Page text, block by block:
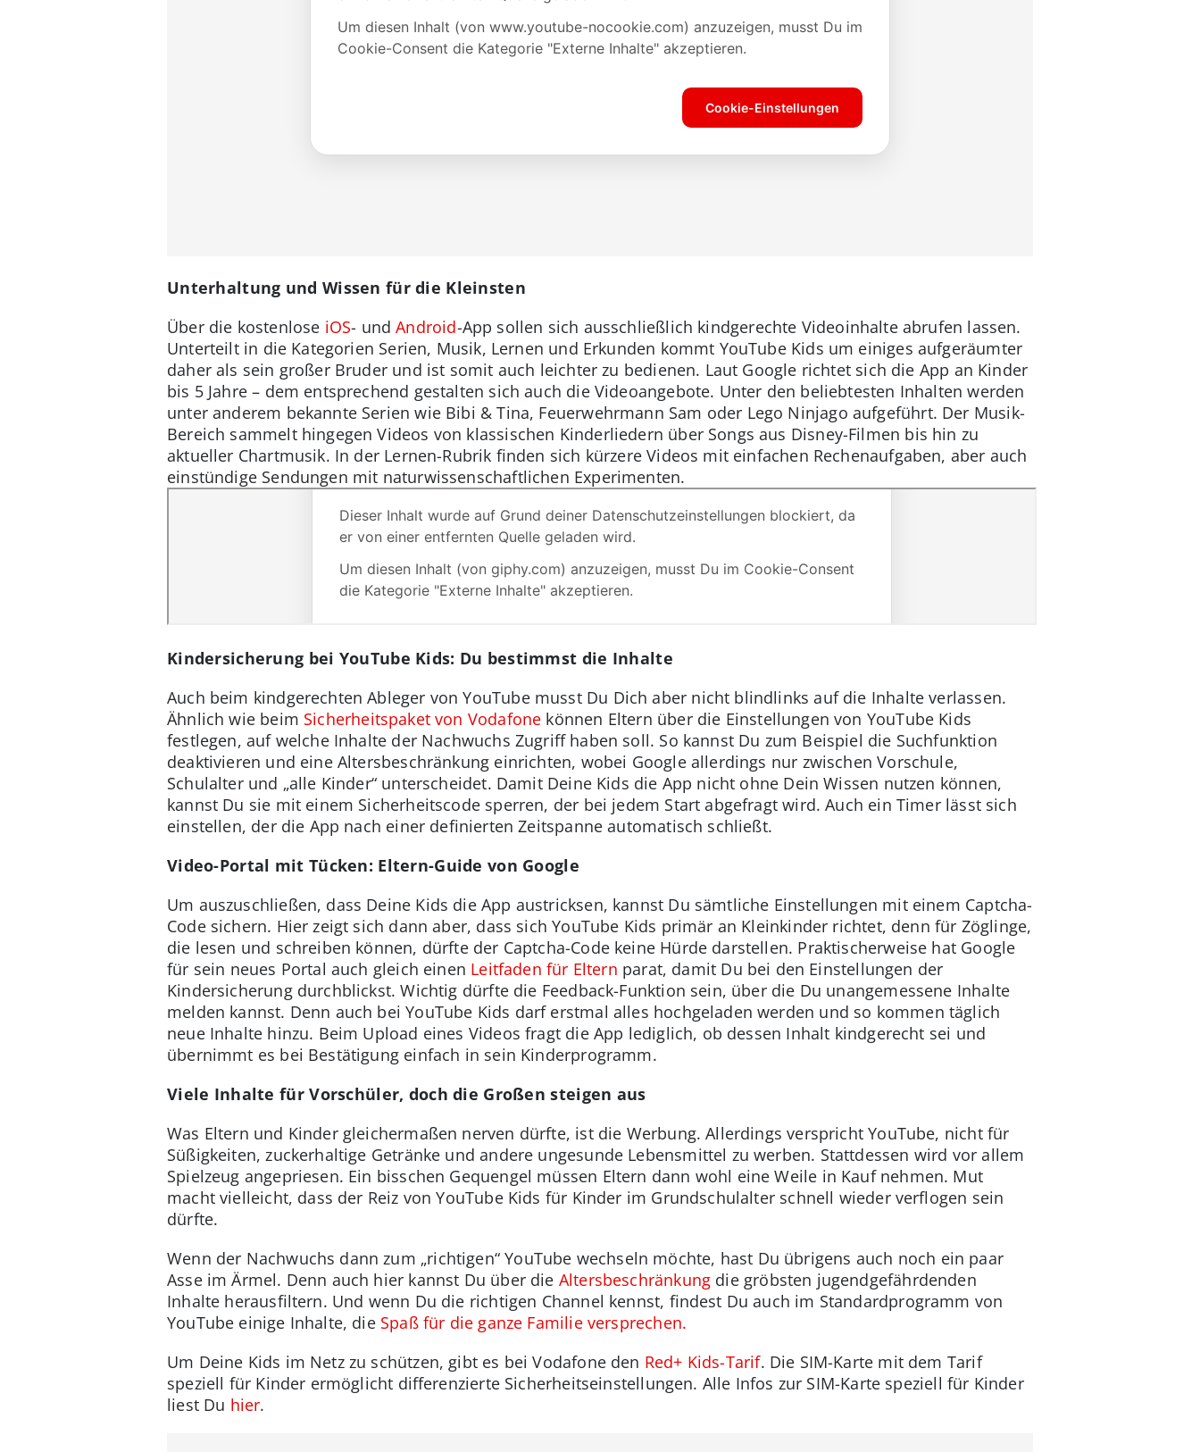
Unterhaltung und Wissen für die Kleinsten
Über die kostenlose iOS- undAndroid-App sollen sich ausschließlich kindgerechte Videoinhalte abrufen lassen.
Unterteilt in die Kategorien Serien, Musik, Lernen und Erkunden kommt YouTube Kids um einiges aufgeräumter
daher als sein großer Bruder und ist somit auch leichter zu bedienen. Laut Google richtet sich die App an Kinder
bis 5 Jahre – dem entsprechend gestalten sich auch die Videoangebote. Unter den beliebtesten Inhalten werden
unter anderem bekannte Serien wie Bibi & Tina, Feuerwehrmann Sam oder Lego Ninjago aufgeführt. Der Musik-
Bereich sammelt hingegen Videos von klassischen Kinderliedern über Songs aus Disney-Filmen bis hin zu
aktueller Chartmusik. In der Lernen-Rubrik finden sich kürzere Videos mit einfachen Rechenaufgaben, aber auch
einstündige Sendungen mit naturwissenschaftlichen Experimenten.
Kindersicherung bei YouTube Kids: Du bestimmst die Inhalte
Auch beim kindgerechten Ableger von YouTube musst Du Dich aber nicht blindlinks auf die Inhalte verlassen.
Ähnlich wie beim Sicherheitspaket von Vodafone können Eltern über die Einstellungen von YouTube Kids
festlegen, auf welche Inhalte der Nachwuchs Zugriff haben soll. So kannst Du zum Beispiel die Suchfunktion
deaktivieren und eine Altersbeschränkung einrichten, wobei Google allerdings nur zwischen Vorschule,
Schulalter und „alle Kinder“ unterscheidet. Damit Deine Kids die App nicht ohne Dein Wissen nutzen können,
kannst Du sie mit einem Sicherheitscode sperren, der bei jedem Start abgefragt wird. Auch ein Timer lässt sich
einstellen, der die App nach einer definierten Zeitspanne automatisch schließt.
Video-Portal mit Tücken: Eltern-Guide von Google
Um auszuschließen, dass Deine Kids die App austricksen, kannst Du sämtliche Einstellungen mit einem Captcha-
Code sichern. Hier zeigt sich dann aber, dass sich YouTube Kids primär an Kleinkinder richtet, denn für Zöglinge,
die lesen und schreiben können, dürfte der Captcha-Code keine Hürde darstellen. Praktischerweise hat Google
für sein neues Portal auch gleich einen Leitfaden für Eltern parat, damit Du bei den Einstellungen der
Kindersicherung durchblickst. Wichtig dürfte die Feedback-Funktion sein, über die Du unangemessene Inhalte
melden kannst. Denn auch bei YouTube Kids darf erstmal alles hochgeladen werden und so kommen täglich
neue Inhalte hinzu. Beim Upload eines Videos fragt die App lediglich, ob dessen Inhalt kindgerecht sei und
übernimmt es bei Bestätigung einfach in sein Kinderprogramm.
Viele Inhalte für Vorschüler, doch die Großen steigen aus
Was Eltern und Kinder gleichermaßen nerven dürfte, ist die Werbung. Allerdings verspricht YouTube, nicht für
Süßigkeiten, zuckerhaltige Getränke und andere ungesunde Lebensmittel zu werben. Stattdessen wird vor allem
Spielzeug angepriesen. Ein bisschen Gequengel müssen Eltern dann wohl eine Weile in Kauf nehmen. Mut
macht vielleicht, dass der Reiz von YouTube Kids für Kinder im Grundschulalter schnell wieder verflogen sein
dürfte.
Wenn der Nachwuchs dann zum „richtigen“ YouTube wechseln möchte, hast Du übrigens auch noch ein paar
Asse im Ärmel. Denn auch hier kannst Du über die Altersbeschränkung die gröbsten jugendgefährdenden
Inhalte herausfiltern. Und wenn Du die richtigen Channel kennst, findest Du auch im Standardprogramm von
YouTube einige Inhalte, die Spaß für die ganze Familie versprechen.
Um Deine Kids im Netz zu schützen, gibt es bei Vodafone den Red+ Kids-Tarif. Die SIM-Karte mit dem Tarif
speziell für Kinder ermöglicht differenzierte Sicherheitseinstellungen. Alle Infos zur SIM-Karte speziell für Kinder
liest Du hier.